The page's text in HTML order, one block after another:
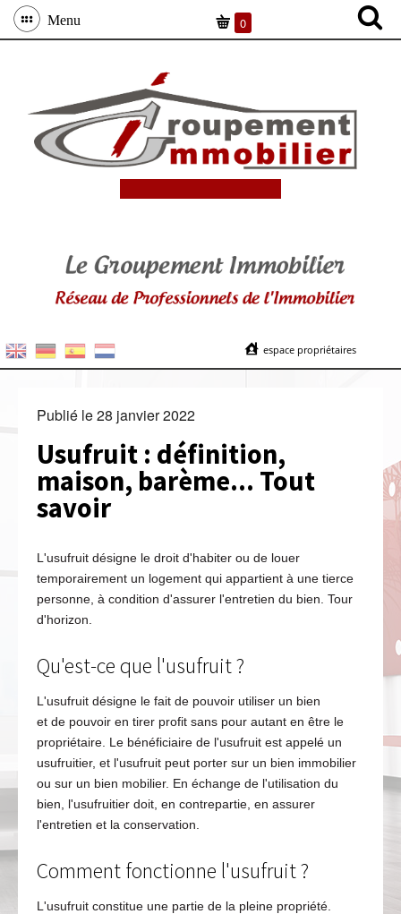
Menu 0
espace propriétaires
Publié le28 janvier 2022
Usufruit : définition,
maison, barème... Tout
savoir
L'usufruit désigne le droit d'habiter ou de louer
temporairement un logement qui appartient à une tierce
personne, à condition d'assurer l'entretien du bien. Tour
d'horizon.
Qu'est-ce que l'usufruit ?
L'usufruit désigne le fait de pouvoir utiliser un bien
et de pouvoir en tirer profit sans pour autant en être le
propriétaire. Le bénéficiaire de l'usufruit est appelé un
usufruitier, et l'usufruit peut porter sur un bien immobilier
ou sur un bien mobilier. En échange de l'utilisation du
bien, l'usufruitier doit, en contrepartie, en assurer
l'entretien et la conservation.
Comment fonctionne l'usufruit ?
L'usufruit constitue une partie de la pleine propriété.